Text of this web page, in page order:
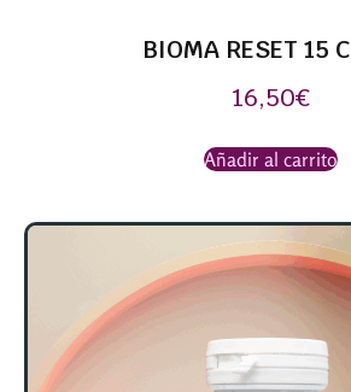
BIOMA RESET 15
16,50€
Añadir al carrito